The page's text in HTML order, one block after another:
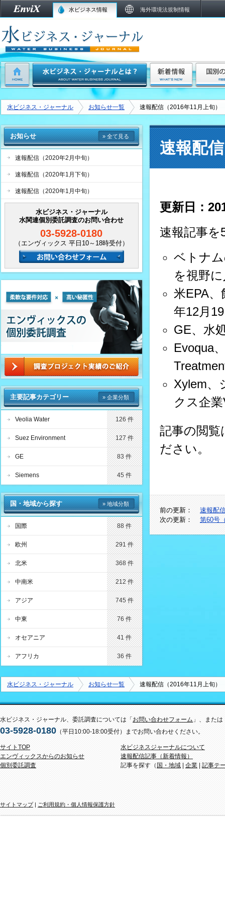
水ビジネス情報 海外環境法規制情報
水ビジネス・ジャーナル お知らせ一覧 速報配信（2016年11月上旬）
速報配
更新日：
速報記事を
ベトナ
を視野
米EPA
年12月
GE、水
Evoqua
Xylem、
クス企
記事の閲覧
ださい。
前の更新：
速報配
次の更新：
第60号
お知らせ » 全て見る
速報配信（2020年2月中旬）
速報配信（2020年1月下旬）
速報配信（2020年1月中旬）
水ビジネス・ジャーナル
水関連個別委託調査のお問い合わせ
03-5928-0180
（エンヴィックス 平日10～18時受付）
主要記事カテゴリー » 企業分類
Veolia Water 126 件
Suez Environment 127 件
GE 83 件
Siemens 45 件
国・地域から探す » 地域分類
国際 88 件
欧州 291 件
北米 368 件
中南米 212 件
アジア 745 件
中東 76 件
オセアニア 41 件
アフリカ 36 件
水ビジネス・ジャーナル お知らせ一覧 速報配信（2016年11月上旬）
水ビジネス・ジャーナル、委託調査については「 お問い合わせフォーム 」、または
03-5928-0180 （平日10:00-18:00受付）までお問い合わせください。
サイトTOP
エンヴィックスからのお知らせ
個別委託調査
水ビジネスジャーナルについて
速報配信記事（新着情報）
記事を探す（ 国・地域 企業 記事テ
サイトマップ| ご利用規約・個人情報保護方針